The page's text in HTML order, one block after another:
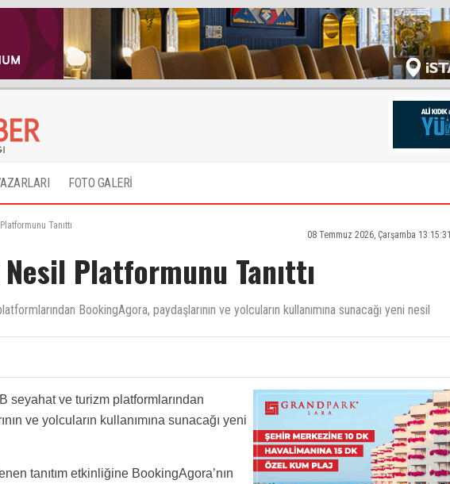
FOTO GALERİ
Tanıttı
08 Temmuz 2026, Çarşamba 13:15:31
Platformunu Tanıttı
BookingAgora, paydaşlarının ve yolcuların kullanımına sunacağı yeni nesil
seyahat ve turizm platformlarından
ve yolcuların kullanımına sunacağı yeni
tanıtım etkinliğine BookingAgora’nın